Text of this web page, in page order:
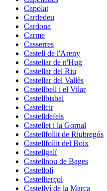
Capolat
Cardedeu
Cardona
Carme
Casserres
Castell de l'Areny
Castellar de n'Hug
Castellar del Riu
Castellar del Vallès
Castellbell i el Vilar
Castellbisbal
Castellcir
Castelldefels
Castellet i la Gornal
Castellfollit de Riubregós
Castellfollit del Boix
Castellgalí
Castellnou de Bages
Castellolí
Castellterçol
Castellví de la Marca